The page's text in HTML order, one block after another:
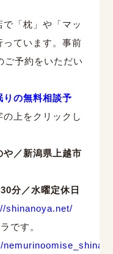
「枕」や「マッ
っています。事前
ご予約をいただい
りの無料相談予
上をクリックし
や／新潟県上越市
分／水曜定休日
shinanoya.net/
です。